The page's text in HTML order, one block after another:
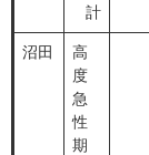
計
沼田
高
度
急
性
期